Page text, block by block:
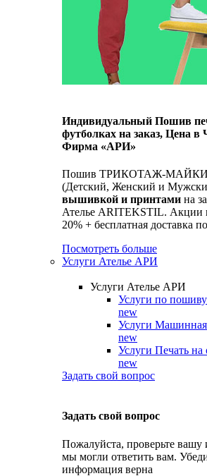
Индивидуальный Пошив
футболках на заказ, Цена в
Фирма «АРИ»
Пошив ТРИКОТАЖ-
(Детский, Женский и
вышивкой и принтами на
Ателье ARITEKSTIL. Акции
20% + бесплатная доставка
Посмотреть больше
Услуги Ателье АРИ
Услуги Ателье АРИ
Услуги по
new
Услуги
new
Услуги Печать на
new
Задать свой вопрос
Задать свой вопрос
Пожалуйста, проверьте
мы могли ответить вам.
информация верна